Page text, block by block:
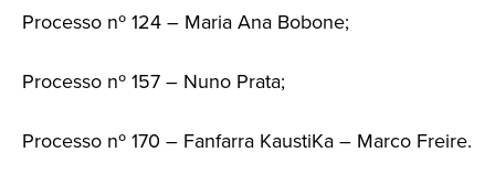
Processo nº 124 – Maria Ana Bobone;
Processo nº 157 – Nuno Prata;
Processo nº 170 – Fanfarra KaustiKa – Marco Freire.